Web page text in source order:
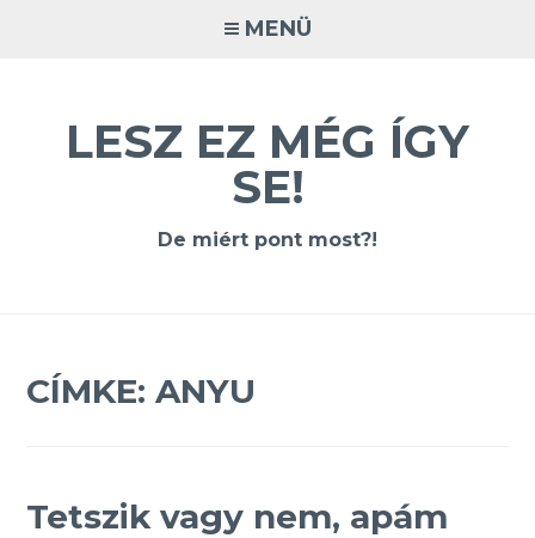
MENÜ
LESZ EZ MÉG ÍGY
SE!
De miért pont most?!
CÍMKE:ANYU
Tetszik vagy nem, apám